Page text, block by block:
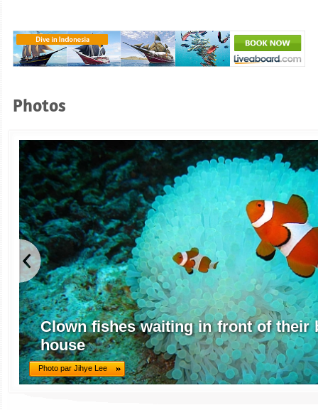
Photos
Clown fishes waiting in front of their
house
Photo par Jihye Lee